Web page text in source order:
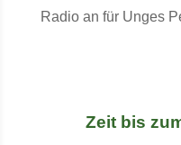
Radio an für Unges
Zeit bis